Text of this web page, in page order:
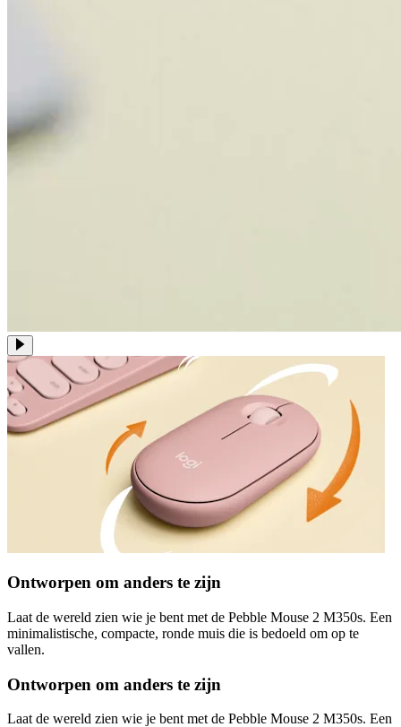
Ontworpen om anders te zijn
Laat de wereld zien wie je bent met de Pebble Mouse 2 M350s. Een
minimalistische, compacte, ronde muis die is bedoeld om op te
vallen.
Ontworpen om anders te zijn
Laat de wereld zien wie je bent met de Pebble Mouse 2 M350s. Een